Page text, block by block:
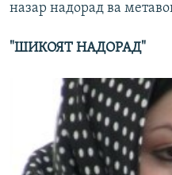
назар надорад ва
"ШИКОЯТ НАДОРАД"